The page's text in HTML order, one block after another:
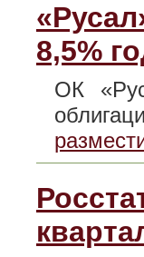
8,5%
ОК